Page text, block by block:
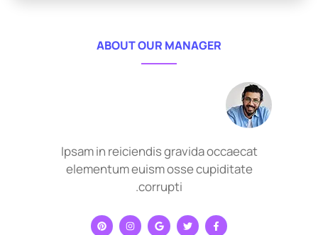
ABOUT OUR MANAGER
Ipsam in reiciendis gravida occaecat
elementum euism osse cupiditate
corrupti.